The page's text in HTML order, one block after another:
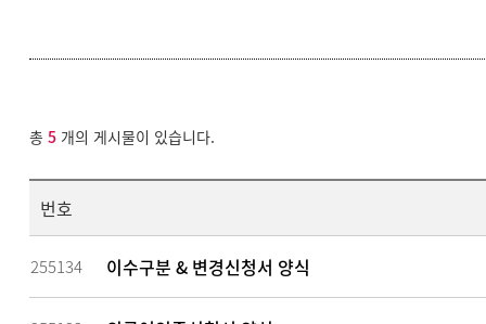
총 5개의 게시물이 있습니다.
번호
255134 이수구분 & 변경신청서 양식